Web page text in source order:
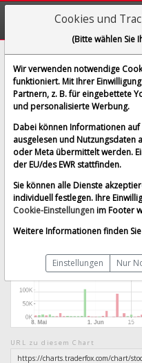
[SHA | WKN
7,300
Preis-Indikation
Kursinformationen
Börse Frankfurt
URL zu diesem Chart
Cookies und
(Bitte wählen Sie
Wir verwenden notwendige
funktioniert. Mit Ihrer
Partnern, z. B. für eingebettete
und personalisierte Werbung.
Dabei können Informationen
ausgelesen und Nutzungsdaten
oder Meta übermittelt werden.
der EU/des EWR stattfinden.
Sie können alle Dienste
individuell festlegen. Ihre
Cookie-Einstellungenim Footer
Weitere Informationen finden
Einstellungen Nur